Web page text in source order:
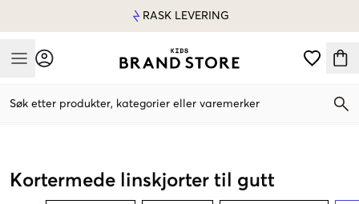
RASK LEVERING
Mobile Menu
Søk etter produkter, kategorier eller varemerker
Kortermede linskjorter til gutt